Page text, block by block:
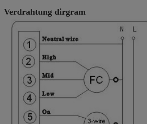
Verdrahtung dirgram